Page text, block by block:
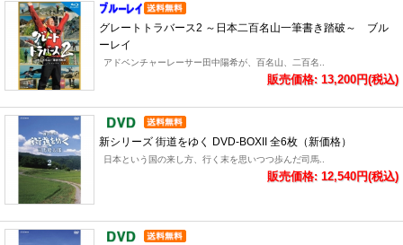
グレートトラバース2 ～日本二百名山一筆書き踏破～ ブル
ーレイ
アドベンチャーレーサー田中陽希が、百名山、二百名..
販売価格: 13,200円(税込)
新シリーズ 街道をゆく DVD-BOXII 全6枚（新価格）
日本という国の来し方、行く末を思いつつ歩んだ司馬..
販売価格: 12,540円(税込)